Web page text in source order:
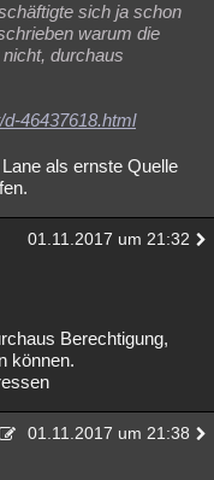
sich ja schon
warum die
durchaus
46437618.html
als ernste Quelle
01.11.2017 um 21:32
Berechtigung,
können.
01.11.2017 um 21:38